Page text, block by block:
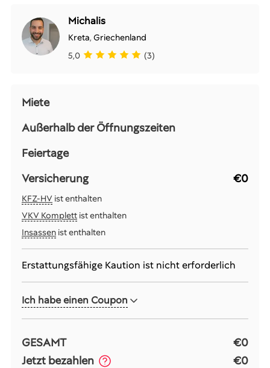
Michalis
Kreta, Griechenland
5,0
(3)
Miete
Außerhalb der Öffnungszeiten
Feiertage
Versicherung
€0
KFZ-HV ist enthalten
VKV Komplett ist enthalten
Insassen ist enthalten
Erstattungsfähige Kaution ist nicht erforderlich
Ich habe einen Coupon
GESAMT
€0
Jetzt bezahlen
€0